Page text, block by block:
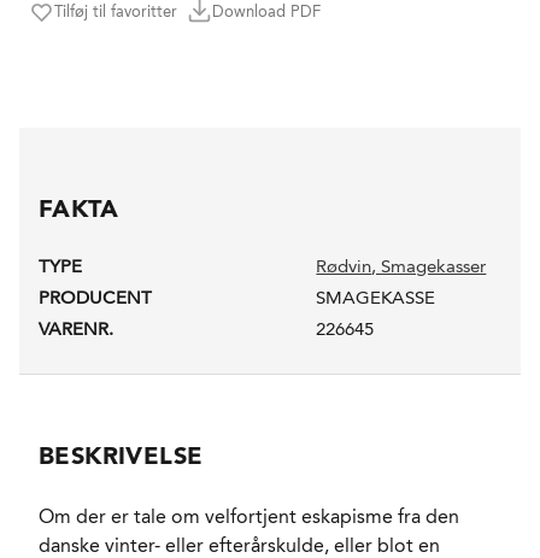
Tilføj til favoritter Download PDF
FAKTA
TYPE Rødvin, Smagekasser
PRODUCENT
SMAGEKASSE
VARENR.
226645
BESKRIVELSE
Om der er tale om velfortjent eskapisme fra den
danske vinter- eller efterårskulde, eller blot en